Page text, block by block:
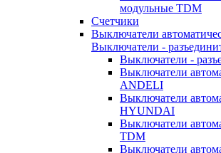
модульные TDM
Счетчики
Выключатели
Выключатели -
Выключатели -
Выключатели
ANDELI
Выключатели
HYUNDAI
Выключатели
TDM
Выключатели